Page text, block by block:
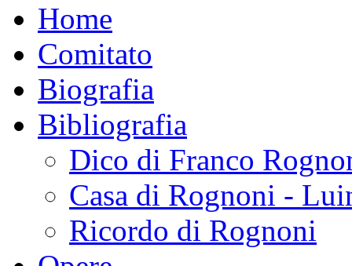
Home
Comitato
Biografia
Bibliografia
Dico di Franco
Casa di Rognoni -
Ricordo di Rognoni